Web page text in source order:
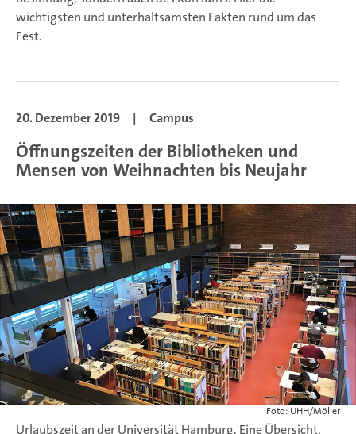
wichtigsten und unterhaltsamsten Fakten rund um das
Fest.
20. Dezember 2019 | Campus
Öffnungszeiten der Bibliotheken und
Mensen von Weihnachten bis Neujahr
Foto: UHH/Möller
Urlaubszeit an der Universität Hamburg. Eine Übersicht,